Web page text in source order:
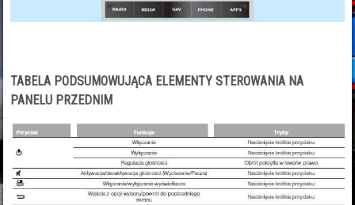
TABELA PODSUMOWUJĄCA ELEMENTY STEROWANIA NA
PANELU PRZEDNIM